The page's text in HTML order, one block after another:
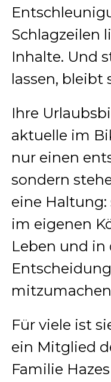
Schlagzeilen
Inhalte. Und
lassen, bleibt
Ihre
aktuelle im
nur einen
sondern
eine
im eigenen
Leben und in
Für viele ist
ein Mitglied
Familie